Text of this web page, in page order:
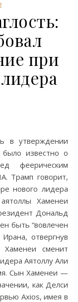
при
известно о
феерическим
Трамп говорит,
нового лидера
Хаменеи
Дональд
быть “вовлечен
отвергнув
сменит
Аятоллу Али
Сын Хаменеи —
как Делси
Axios, имея в